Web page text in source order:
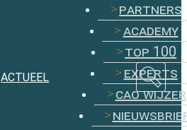
ACTUEEL
partners
academy
top 100
experts
cao wijzer